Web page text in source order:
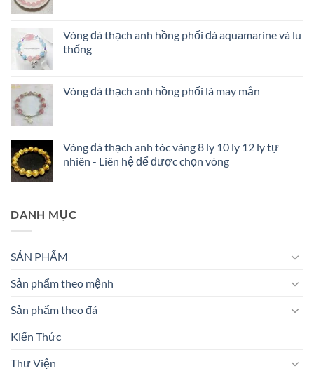
Vòng đá thạch anh hồng phối đá aquamarine và lu
thống
Vòng đá thạch anh hồng phối lá may mắn
Vòng đá thạch anh tóc vàng 8 ly 10 ly 12 ly tự
nhiên - Liên hệ để được chọn vòng
DANH MỤC
SẢN PHẨM
Sản phẩm theo mệnh
Sản phẩm theo đá
Kiến Thức
Thư Viện